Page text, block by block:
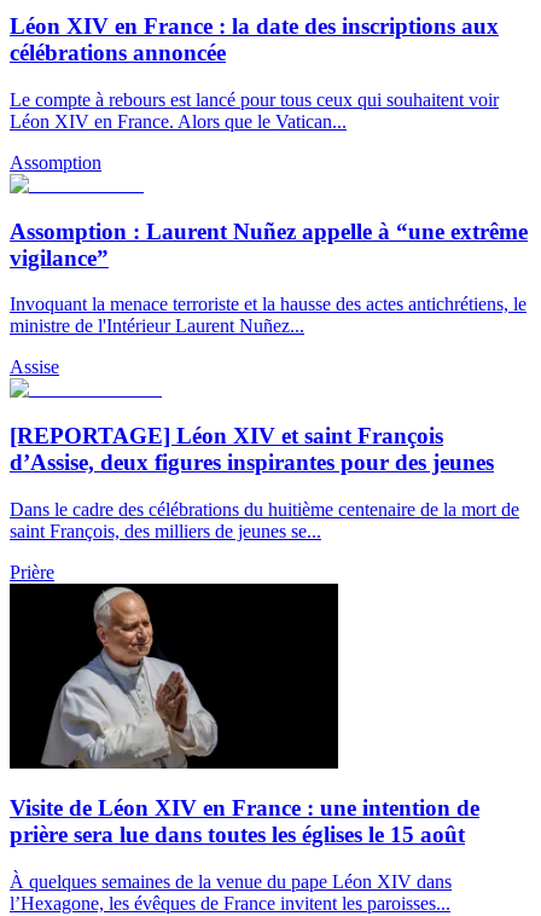
Léon XIV en France : la date des inscriptions aux
célébrations annoncée
Le compte à rebours est lancé pour tous ceux qui souhaitent voir
Léon XIV en France. Alors que le Vatican...
Assomption
Assomption : Laurent Nuñez appelle à “une extrême
vigilance”
Invoquant la menace terroriste et la hausse des actes antichrétiens, le
ministre de l'Intérieur Laurent Nuñez...
Assise
[REPORTAGE] Léon XIV et saint François
d’Assise, deux figures inspirantes pour des jeunes
Dans le cadre des célébrations du huitième centenaire de la mort de
saint François, des milliers de jeunes se...
Prière
Visite de Léon XIV en France : une intention de
prière sera lue dans toutes les églises le 15 août
À quelques semaines de la venue du pape Léon XIV dans
l’Hexagone, les évêques de France invitent les paroisses...